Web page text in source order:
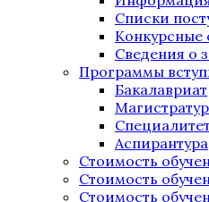
Списки
Конкурсные
Сведения о
Программы
Бакалавриат
Специалитет
Аспирантура
Стоимость
Стоимость
Стоимость